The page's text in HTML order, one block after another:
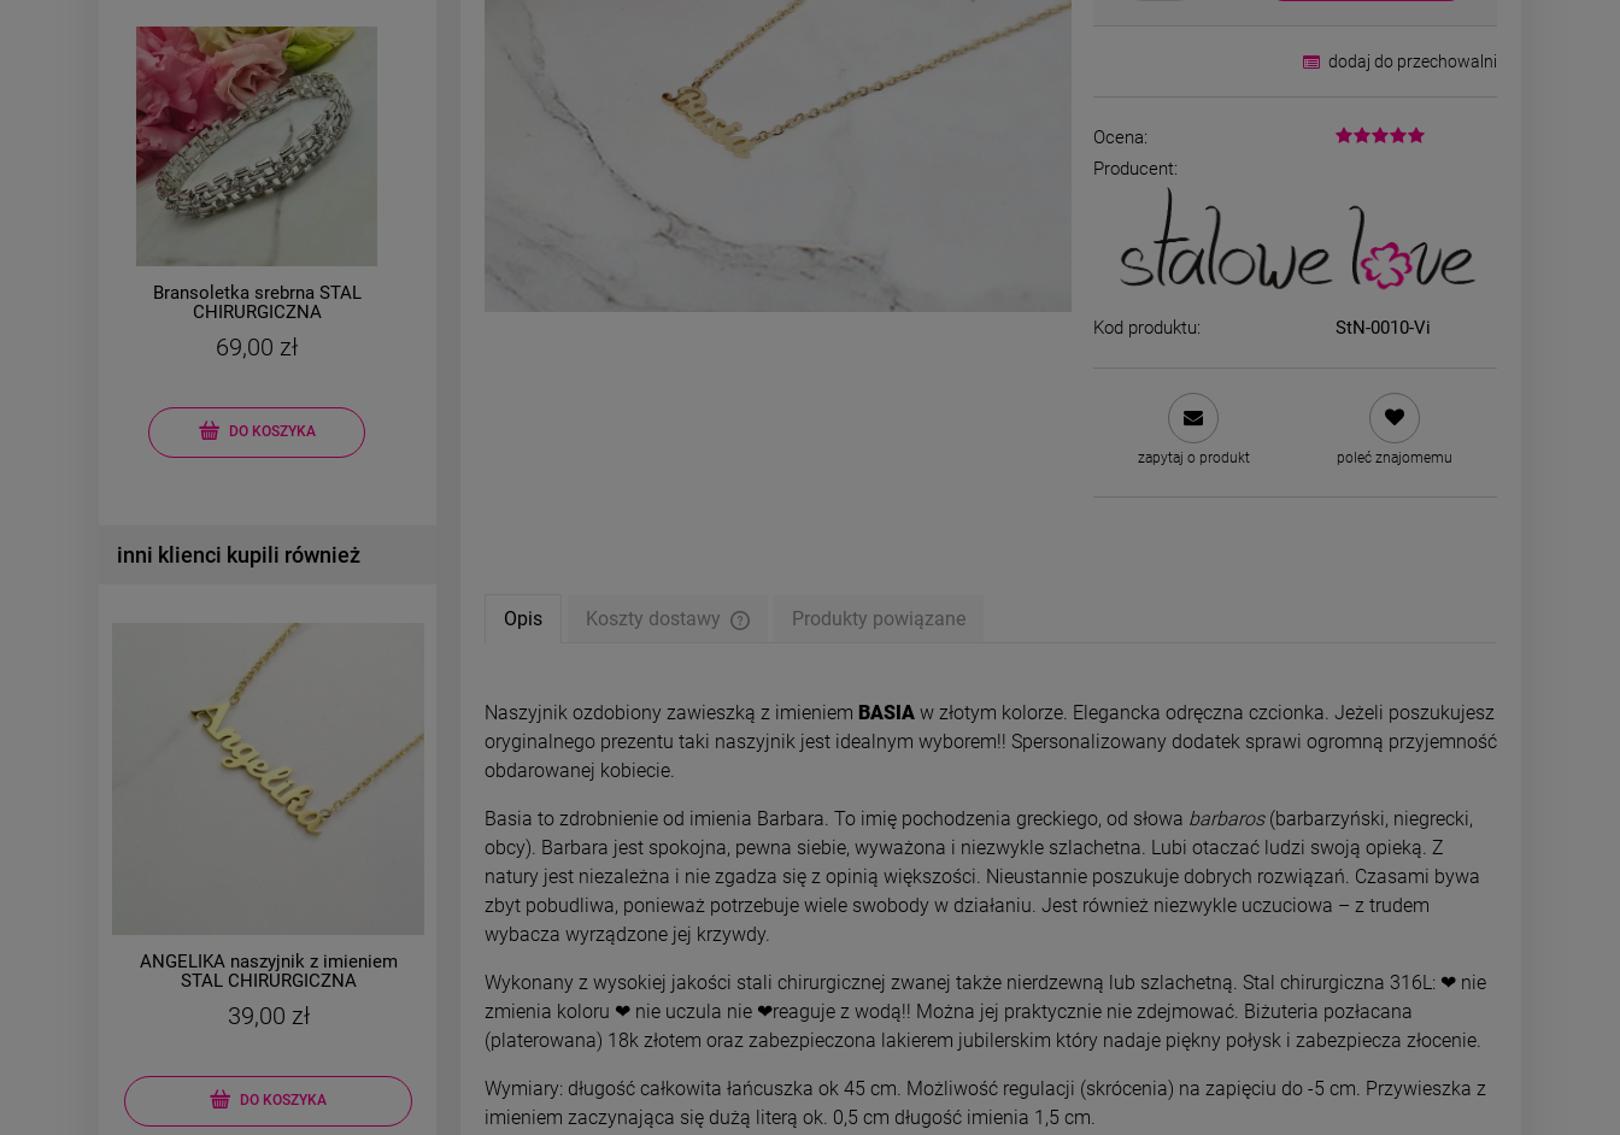
Bransoletka srebrna STAL
CHIRURGICZNA
cyrkonie
69,00 zł
DO KOSZYKA
Bransoletka srebrna STAL
CHIRURGICZNA
CHIRURGICZNA jodełka
Bransoletka srebrna STAL
inni klienci kupili również
ANGELIKA naszyjnik z imieniem
STAL CHIRURGICZNA
39,00 zł
DO KOSZYKA
płaski splot szeroki 1 cm jasne
złoto
59,00 zł
DO KOSZYKA
CHIRURGICZNA 2
39,00 zł
DO KOSZYKA
medalion aniołek
49,00 zł
DO KOSZYKA
dodaj do przechowalni
Ocena:
Producent:
Kod produktu: StN-0010-Vi
zapytaj o produkt poleć znajomemu
Opis Koszty dostawy Produkty powiązane
Naszyjnik ozdobiony zawieszką z imieniem BASIA w złotym kolorze. Elegancka odręczna czcionka. Jeżeli poszukujesz
oryginalnego prezentu taki naszyjnik jest idealnym wyborem!! Spersonalizowany dodatek sprawi ogromną przyjemność
obdarowanej kobiecie.
Basia to zdrobnienie od imienia Barbara. To imię pochodzenia greckiego, od słowa barbaros(barbarzyński, niegrecki,
obcy). Barbara jest spokojna, pewna siebie, wyważona i niezwykle szlachetna. Lubi otaczać ludzi swoją opieką. Z
natury jest niezależna i nie zgadza się z opinią większości. Nieustannie poszukuje dobrych rozwiązań. Czasami bywa
zbyt pobudliwa, ponieważ potrzebuje wiele swobody w działaniu. Jest również niezwykle uczuciowa – z trudem
wybacza wyrządzone jej krzywdy.
Wykonany z wysokiej jakości stali chirurgicznej zwanej także nierdzewną lub szlachetną. Stal chirurgiczna 316L: ❤ nie
zmienia koloru ❤ nie uczula nie ❤reaguje z wodą!! Można jej praktycznie nie zdejmować. Biżuteria pozłacana
(platerowana) 18k złotem oraz zabezpieczona lakierem jubilerskim który nadaje piękny połysk i zabezpiecza złocenie.
Wymiary: długość całkowita łańcuszka ok 45 cm. Możliwość regulacji (skrócenia) na zapięciu do -5 cm. Przywieszka z
imieniem zaczynająca się dużą literą ok. 0,5 cm długość imienia 1,5 cm.